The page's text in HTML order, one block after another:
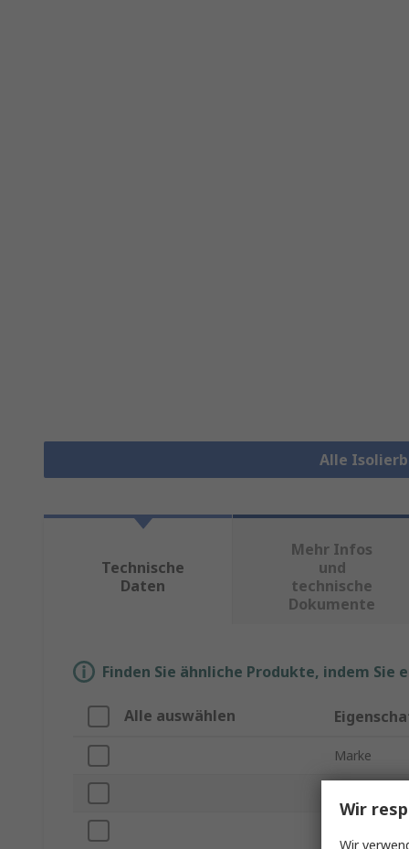
Alle
Technische
Daten
Mehr Infos
und
technische
Dokumente
Finden Sie ähnliche Produkte, indem
Alle auswählen
Marke
Wir
Wir